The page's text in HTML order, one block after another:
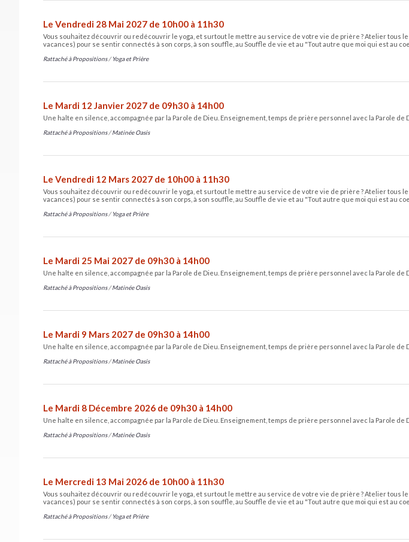
Le Vendredi 28 Mai 2027 de 10h00 à 11h30
Vous souhaitez découvrir ou redécouvrir le yoga, et surtout le mettre au service de votre vie de prière ? Atelier tous
vacances) pour se sentir connectés à son corps, à son souffle, au Souffle de vie et au "Tout autre que moi qui est au
Rattaché à Propositions /Yoga et Prière
Le Mardi 12 Janvier 2027 de 09h30 à 14h00
Une halte en silence, accompagnée par la Parole de Dieu. Enseignement, temps de prière personnel avec la Parole de
Rattaché à Propositions /Matinée Oasis
Le Vendredi 12 Mars 2027 de 10h00 à 11h30
Vous souhaitez découvrir ou redécouvrir le yoga, et surtout le mettre au service de votre vie de prière ? Atelier tous
vacances) pour se sentir connectés à son corps, à son souffle, au Souffle de vie et au "Tout autre que moi qui est au
Rattaché à Propositions /Yoga et Prière
Le Mardi 25 Mai 2027 de 09h30 à 14h00
Une halte en silence, accompagnée par la Parole de Dieu. Enseignement, temps de prière personnel avec la Parole de
Rattaché à Propositions /Matinée Oasis
Le Mardi 9 Mars 2027 de 09h30 à 14h00
Une halte en silence, accompagnée par la Parole de Dieu. Enseignement, temps de prière personnel avec la Parole de
Rattaché à Propositions /Matinée Oasis
Le Mardi 8 Décembre 2026 de 09h30 à 14h00
Une halte en silence, accompagnée par la Parole de Dieu. Enseignement, temps de prière personnel avec la Parole de
Rattaché à Propositions /Matinée Oasis
Le Mercredi 13 Mai 2026 de 10h00 à 11h30
Vous souhaitez découvrir ou redécouvrir le yoga, et surtout le mettre au service de votre vie de prière ? Atelier tous
vacances) pour se sentir connectés à son corps, à son souffle, au Souffle de vie et au "Tout autre que moi qui est au
Rattaché à Propositions /Yoga et Prière